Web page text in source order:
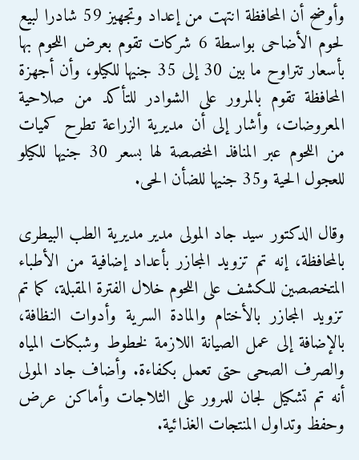
وأوضح أن المحافظة انتهت من إعداد وتجهيز 59 شادرا لبيع
لحوم الأضاحى بواسطة 6 شركات تقوم بعرض اللحوم بها
بأسعار تتراوح ما بين 30 إلى 35 جنيها للكيلو، وأن أجهزة
المحافظة تقوم بالمرور على الشوادر للتأكد من صلاحية
المعروضات، وأشار إلى أن مديرية الزراعة تطرح كميات
من اللحوم عبر المنافذ المخصصة لها بسعر 30 جنيها للكيلو
للعجول الحية و35 جنيها للضأن الحى.
وقال الدكتور سيد جاد المولى مدير مديرية الطب البيطرى
بالمحافظة، إنه تم تزويد المجازر بأعداد إضافية من الأطباء
المتخصصين للكشف على اللحوم خلال الفترة المقبلة، كما تم
تزويد المجازر بالأختام والمادة السرية وأدوات النظافة،
بالإضافة إلى عمل الصيانة اللازمة لخطوط وشبكات المياه
والصرف الصحى حتى تعمل بكفاءة. وأضاف جاد المولى
أنه تم تشكيل لجان للمرور على الثلاجات وأماكن عرض
وحفظ وتداول المنتجات الغذائية.